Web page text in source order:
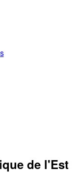
de l'Est